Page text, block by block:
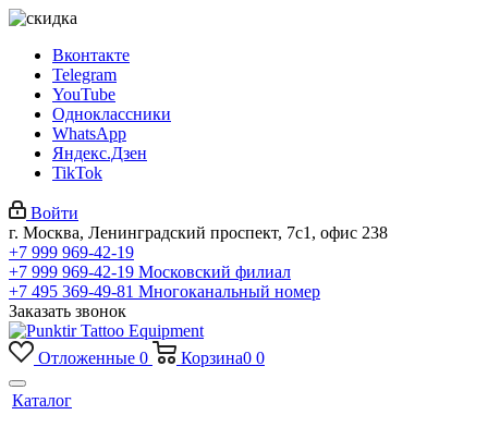
Вконтакте
Telegram
YouTube
Одноклассники
WhatsApp
Яндекс.Дзен
TikTok
Войти
г. Москва, Ленинградский проспект, 7с1, офис 238
+7 999 969-42-19
+7 999 969-42-19 Московский филиал
+7 495 369-49-81 Многоканальный номер
Заказать звонок
Отложенные 0 Корзина0 0
Каталог